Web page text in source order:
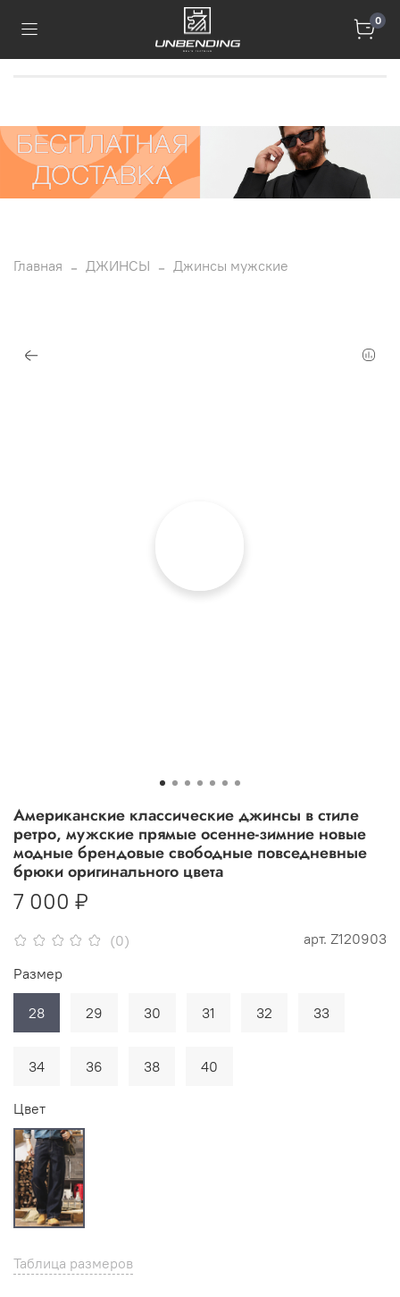
0
Главная ДЖИНСЫ Джинсы мужские
(0) арт. Z120903
Американские классические джинсы в стиле
ретро, мужские прямые осенне-зимние новые
модные брендовые свободные повседневные
брюки оригинального цвета
7 000 ₽
Таблица размеров
Размер
28 29 30 31 32 33
34 36 38 40
Цвет